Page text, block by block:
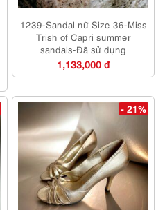
1239-Sandal nữ Size 36-Miss
Trish of Capri summer
sandals-Đã sử dụng
1,133,000 đ
- 21%